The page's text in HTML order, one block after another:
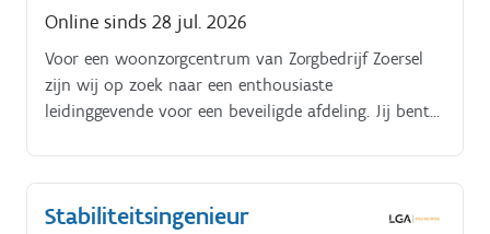
Online sinds 28 jul. 2026
Voor een woonzorgcentrum van Zorgbedrijf Zoersel
zijn wij op zoek naar een enthousiaste
leidinggevende voor een beveiligde afdeling. Jij bent
kwaliteitsvol verloopt Jouw taken?.
Stabiliteitsingenieur